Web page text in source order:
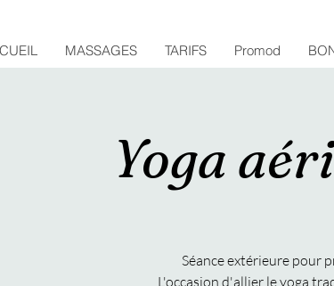
MASSAGES TARIFS Promod
Yoga
Séance extérieure pour
L'occasion d'allier le yoga